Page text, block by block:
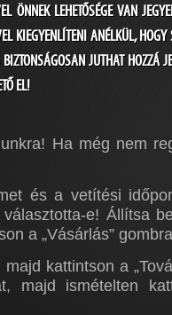
ÖNNEK LEHETŐSÉGE VAN
KIEGYENLÍTENI ANÉLKÜL,
JUTHAT HOZZÁ
EL!
Ha még nem
és a vetítési
e! Állítsa
a „Vásárlás”
kattintson a
majd ismételten